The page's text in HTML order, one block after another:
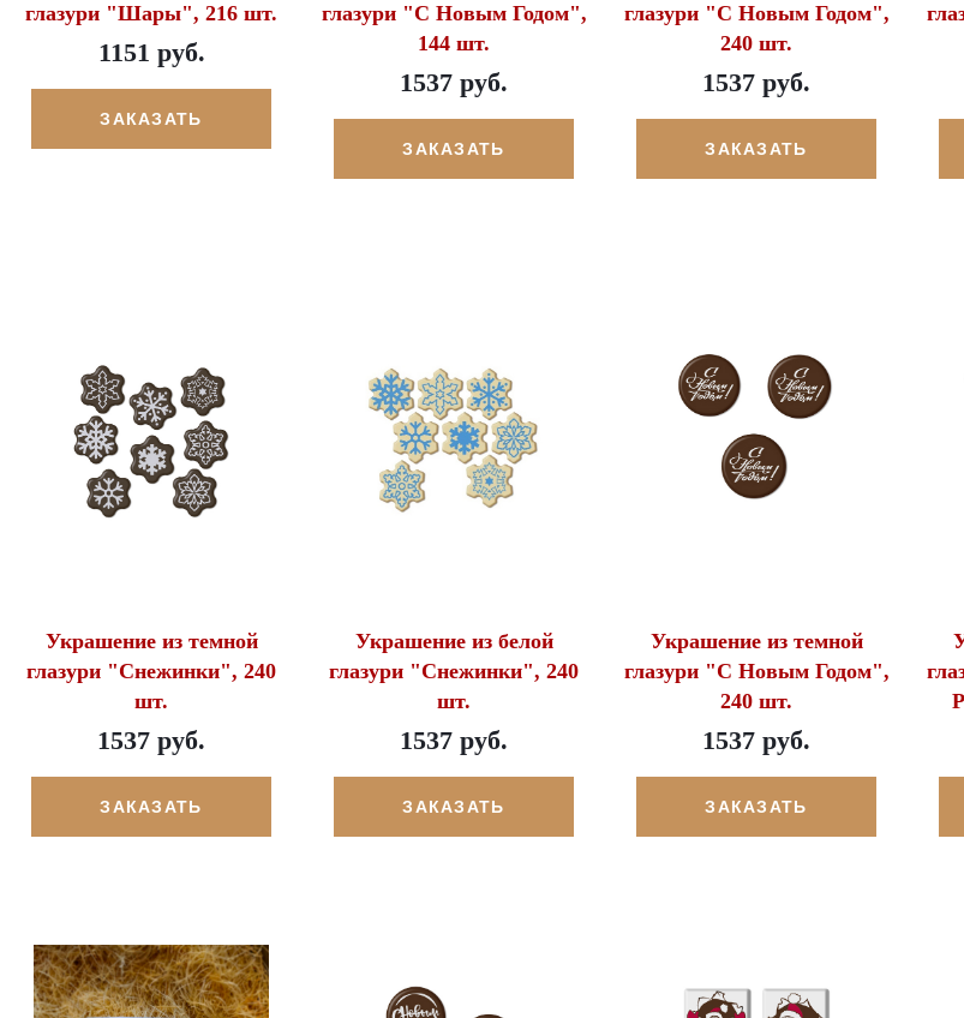
глазури "Шары", 216 шт.
1151 руб.
ЗАКАЗАТЬ
глазури "С Новым Годом",
144 шт.
1537 руб.
ЗАКАЗАТЬ
глазури "С Новым Годом",
240 шт.
1537 руб.
ЗАКАЗАТЬ
Украшение из темной
глазури "Снежинки", 240
шт.
1537 руб.
ЗАКАЗАТЬ
Украшение из белой
глазури "Снежинки", 240
шт.
1537 руб.
ЗАКАЗАТЬ
Украшение из темной
глазури "С Новым Годом",
240 шт.
1537 руб.
ЗАКАЗАТЬ